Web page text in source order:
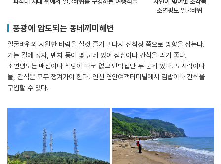
파식대 지대 위에서 얼굴바위를 구경하는 여행객들
자연이 빚어낸 조각품
소연평도 얼굴바위
풍광에 압도되는 동네끼미해변
얼굴바위와 시원한 바람을 실컷 즐기고 다시 선착장 쪽으로 방향을 잡는다.
가는 길에 정자, 벤치 등이 몇 군데 있어 점심이나 간식을 먹기 좋다.
소연평도는 매점이나 식당이 따로 없고 민박집만 두 군데 있다. 도시락이나
물, 간식은 모두 챙겨가야 한다. 인천 연안여객터미널에서 김밥이나 간식을
구입할 수 있다.